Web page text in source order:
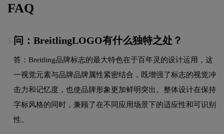
FAQ
问：BreitlingLOGO有什么独特之处？
答：Breitling品牌标志的最大特色在于百年灵的设计运用，这
一视觉元素与品牌品牌属性紧密结合，既增强了标志的视觉冲
击力和记忆度，也使品牌形象更加鲜明突出。整体设计在保持
字标风格的同时，兼顾了在不同应用场景下的适应性和可识别
性。